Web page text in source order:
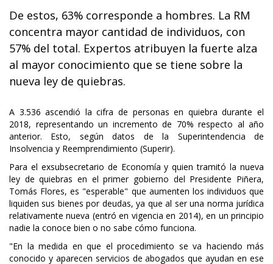
De estos, 63% corresponde a hombres. La RM
concentra mayor cantidad de individuos, con
57% del total. Expertos atribuyen la fuerte alza
al mayor conocimiento que se tiene sobre la
nueva ley de quiebras.
A 3.536 ascendió la cifra de personas en quiebra durante el
2018, representando un incremento de 70% respecto al año
anterior. Esto, según datos de la Superintendencia de
Insolvencia y Reemprendimiento (Superir).
Para el exsubsecretario de Economía y quien tramitó la nueva
ley de quiebras en el primer gobierno del Presidente Piñera,
Tomás Flores, es "esperable" que aumenten los individuos que
liquiden sus bienes por deudas, ya que al ser una norma jurídica
relativamente nueva (entró en vigencia en 2014), en un principio
nadie la conoce bien o no sabe cómo funciona.
"En la medida en que el procedimiento se va haciendo más
conocido y aparecen servicios de abogados que ayudan en ese